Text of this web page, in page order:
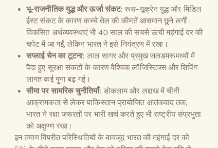
भू-राजनीतिक युद्ध और ऊर्जा संकट: रूस-यूक्रेन युद्ध और मिडिल
ईस्ट संकट के कारण कच्चे तेल की कीमतें आसमान छूने लगीं।
विकसित अर्थव्यवस्थाएं भी 40 साल की सबसे ऊंची महंगाई दर की
चपेट में आ गईं, लेकिन भारत ने इसे नियंत्रण में रखा।
सप्लाई चेन का टूटना: लाल सागर और प्रमुख जलडमरूमध्यों में
पैदा हुए सुरक्षा संकटों के कारण वैश्विक लॉजिस्टिक्स और शिपिंग
लागत कई गुना बढ़ गई।
सीमा पर सामरिक चुनौतियाँ: डोकलाम और लद्दाख में चीनी
आक्रामकता से लेकर पाकिस्तान प्रायोजित आतंकवाद तक,
भारत ने रक्षा जरूरतों पर भारी खर्च करते हुए भी राष्ट्रीय संप्रभुता
को अक्षुण्ण रखा।
इन तमाम विपरीत परिस्थितियों के बावजूद भारत की महंगाई दर को